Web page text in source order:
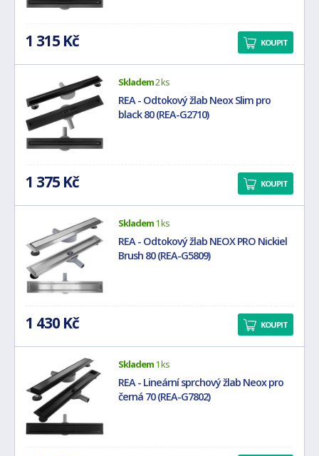
1 315 Kč KOUPIT
Skladem2 ks
REA - Odtokový žlab Neox Slim pro
black 80 (REA-G2710)
1 375 Kč KOUPIT
Skladem1 ks
REA - Odtokový žlab NEOX PRO Nickiel
Brush 80 (REA-G5809)
1 430 Kč KOUPIT
Skladem1 ks
REA - Lineární sprchový žlab Neox pro
černá 70 (REA-G7802)